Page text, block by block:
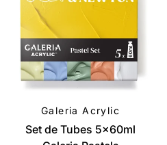
APERÇU RAPIDE
Galeria Acrylic
Set de Tubes 5x60ml